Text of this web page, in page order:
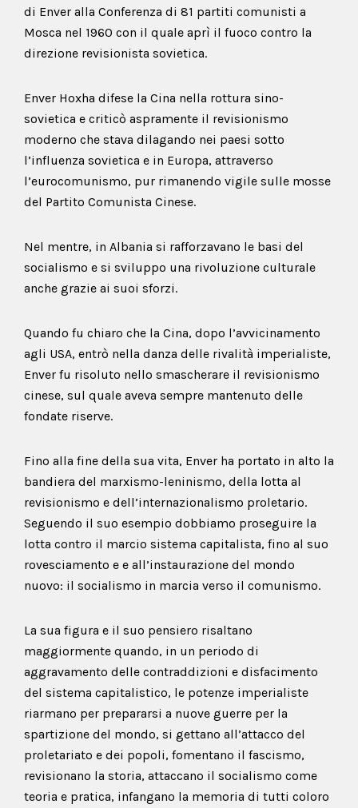
di Enver alla Conferenza di 81 partiti comunisti a
Mosca nel 1960 con il quale aprì il fuoco contro la
direzione revisionista sovietica.
Enver Hoxha difese la Cina nella rottura sino-
sovietica e criticò aspramente il revisionismo
moderno che stava dilagando nei paesi sotto
l’influenza sovietica e in Europa, attraverso
l’eurocomunismo, pur rimanendo vigile sulle mosse
del Partito Comunista Cinese.
Nel mentre, in Albania si rafforzavano le basi del
socialismo e si sviluppo una rivoluzione culturale
anche grazie ai suoi sforzi.
Quando fu chiaro che la Cina, dopo l’avvicinamento
agli USA, entrò nella danza delle rivalità imperialiste,
Enver fu risoluto nello smascherare il revisionismo
cinese, sul quale aveva sempre mantenuto delle
fondate riserve.
Fino alla fine della sua vita, Enver ha portato in alto la
bandiera del marxismo-leninismo, della lotta al
revisionismo e dell’internazionalismo proletario.
Seguendo il suo esempio dobbiamo proseguire la
lotta contro il marcio sistema capitalista, fino al suo
rovesciamento e e all’instaurazione del mondo
nuovo: il socialismo in marcia verso il comunismo.
La sua figura e il suo pensiero risaltano
maggiormente quando, in un periodo di
aggravamento delle contraddizioni e disfacimento
del sistema capitalistico, le potenze imperialiste
riarmano per prepararsi a nuove guerre per la
spartizione del mondo, si gettano all’attacco del
proletariato e dei popoli, fomentano il fascismo,
revisionano la storia, attaccano il socialismo come
teoria e pratica, infangano la memoria di tutti coloro